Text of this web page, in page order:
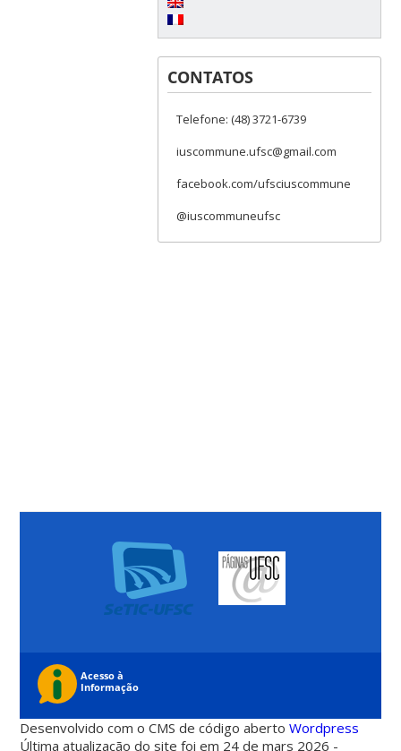
CONTATOS
Telefone: (48) 3721-6739
iuscommune.ufsc@gmail.com
facebook.com/ufsciuscommune
@iuscommuneufsc
Desenvolvido com o CMS de código abertoWordpress
Última atualização do site foi em 24 de mars 2026 -